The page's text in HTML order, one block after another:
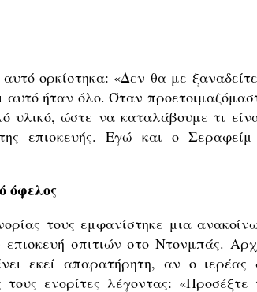
ορκίστηκα: «Δεν θα με
ήταν όλο. Όταν
υλικό, ώστε να καταλάβουμε τι
επισκευής. Εγώ και ο
όφελος
τους εμφανίστηκε μια
σπιτιών στο Ντονμπάς.
εκεί απαρατήρητη, αν ο ιερέας
ενορίτες λέγοντας: «Προσέξτε